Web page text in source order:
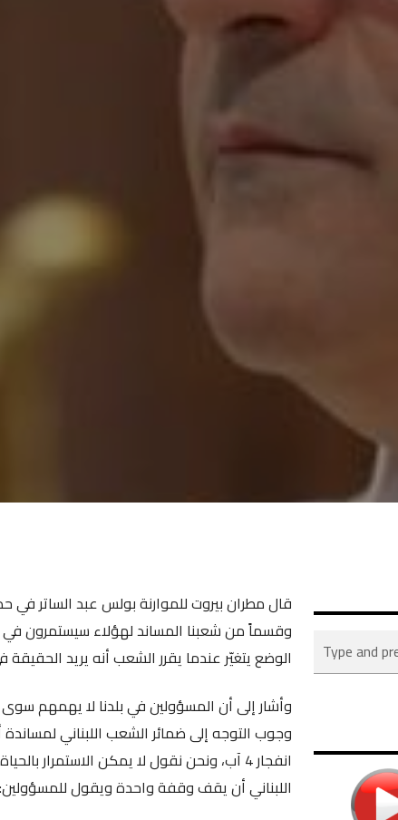
قال مطران بيروت للموارنة بولس عبد الساتر في
وقسماً من شعبنا المساند لهؤلاء سيستمرون في
الوضع يتغيّر عندما يقرر الشعب أنه يريد
وأشار إلى أن المسؤولين في بلدنا لا يهمهم
وجوب التوجه إلى ضمائر الشعب اللبناني
انفجار 4 آب، ونحن نقول لا يمكن
اللبناني أن يقف وقفة واحدة ويقول للمسؤولين: